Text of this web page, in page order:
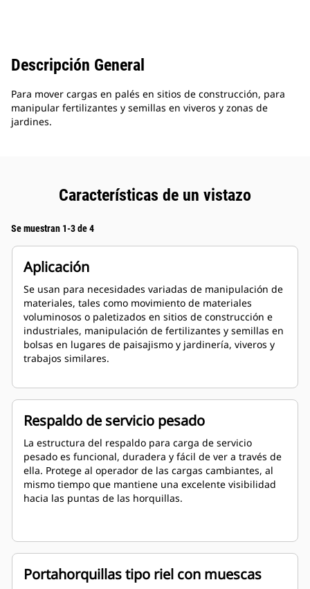
Descripción General
Para mover cargas en palés en sitios de construcción, para
manipular fertilizantes y semillas en viveros y zonas de
jardines.
Características de un vistazo
Se muestran 1-3 de 4
Aplicación
Se usan para necesidades variadas de manipulación de
materiales, tales como movimiento de materiales
voluminosos o paletizados en sitios de construcción e
industriales, manipulación de fertilizantes y semillas en
bolsas en lugares de paisajismo y jardinería, viveros y
trabajos similares.
Respaldo de servicio pesado
La estructura del respaldo para carga de servicio
pesado es funcional, duradera y fácil de ver a través de
ella. Protege al operador de las cargas cambiantes, al
mismo tiempo que mantiene una excelente visibilidad
hacia las puntas de las horquillas.
Portahorquillas tipo riel con muescas